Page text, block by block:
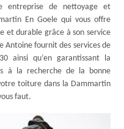
entreprise de nettoyage et
En Goele qui vous offre
et durable grâce à son service
Antoine fournit des services de
ainsi qu’en garantissant la
à la recherche de la bonne
toiture dans la Dammartin
faut.